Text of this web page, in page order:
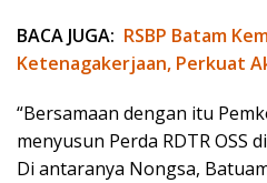
BACA JUGA: RSBP Batam
Ketenagakerjaan, Perkuat
“Bersamaan dengan itu
menyusun Perda RDTR OSS
Di antaranya Nongsa,